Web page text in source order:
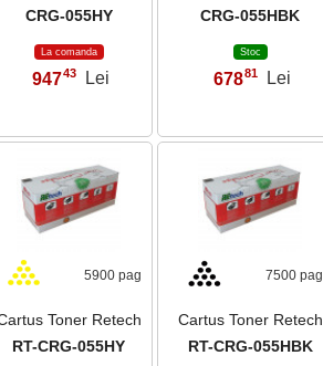
CRG-055HY
La comanda
947,43 Lei
CRG-055HBK
Stoc
678,81 Lei
5900 pag
Toner Retech
RT-CRG-055HY
7500 pag
Cartus Toner Retech
RT-CRG-055HBK